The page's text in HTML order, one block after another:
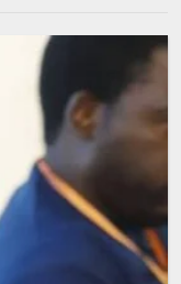
Routier
Ferroviaire
Lagunaire